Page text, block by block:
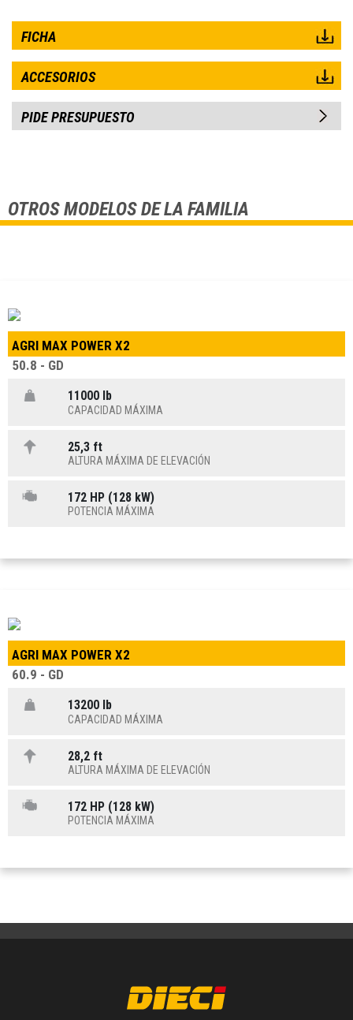
FICHA
ACCESORIOS
PIDE PRESUPUESTO
OTROS MODELOS DE LA FAMILIA
AGRI MAX POWER X2
50.8 - GD
11000 lb
CAPACIDAD MÁXIMA
25,3 ft
ALTURA MÁXIMA DE ELEVACIÓN
172 HP (128 kW)
POTENCIA MÁXIMA
AGRI MAX POWER X2
60.9 - GD
13200 lb
CAPACIDAD MÁXIMA
28,2 ft
ALTURA MÁXIMA DE ELEVACIÓN
172 HP (128 kW)
POTENCIA MÁXIMA